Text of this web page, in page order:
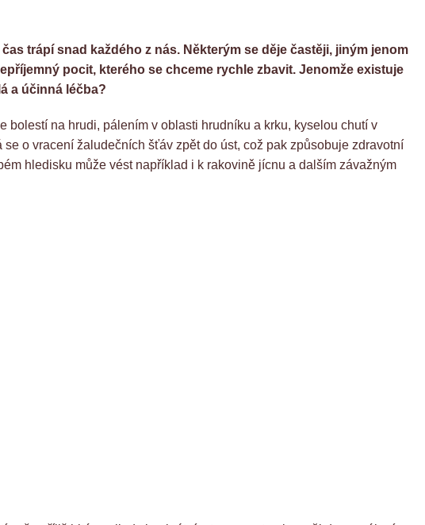
trápí snad každého z nás. Některým se děje častěji, jiným jenom
pocit, kterého se chceme rychle zbavit. Jenomže existuje
a účinná léčba?
bolestí na hrudi, pálením v oblasti hrudníku a krku, kyselou chutí v
se o vracení žaludečních šťáv zpět do úst, což pak způsobuje zdravotní
hledisku může vést například i k rakovině jícnu a dalším závažným